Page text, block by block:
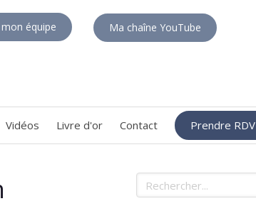
équipe Ma chaîne YouTube
Vidéos Livre d'or Contact Prendre RDV
Rechercher